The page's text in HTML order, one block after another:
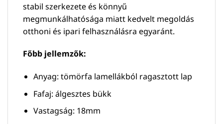
stabil szerkezete és könnyű
megmunkálhatósága miatt kedvelt megoldás
otthoni és ipari felhasználásra egyaránt.
Főbb jellemzők:
Anyag: tömörfa lamellákból ragasztott lap
Fafaj: álgesztes bükk
Vastagság: 18mm